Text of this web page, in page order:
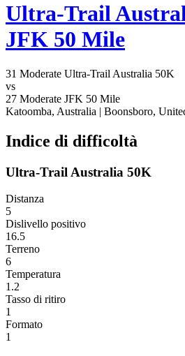
Ultra-Trail
JFK 50 Mile
31 Moderate Ultra-Trail Australia 50K
vs
27 Moderate JFK 50 Mile
Katoomba, Australia | Boonsboro,
Indice di difficoltà
Ultra-Trail Australia 50K
Distanza
5
Dislivello positivo
16.5
Terreno
6
Temperatura
1.2
Tasso di ritiro
1
Formato
1